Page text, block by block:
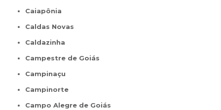
Caiapônia
Caldas Novas
Caldazinha
Campestre de Goiás
Campinaçu
Campinorte
Campo Alegre de Goiás